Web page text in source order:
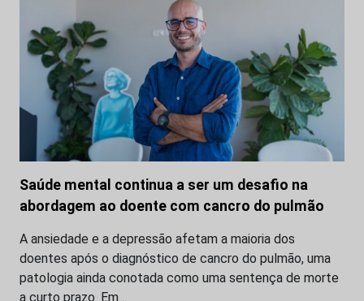
Saúde mental continua a ser um desafio na
abordagem ao doente com cancro do pulmão
A ansiedade e a depressão afetam a maioria dos
doentes após o diagnóstico de cancro do pulmão, uma
patologia ainda conotada como uma sentença de morte
a curto prazo. Em…